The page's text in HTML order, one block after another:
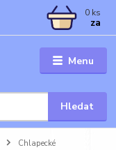
Menu
Hledat
0 ks
za
Chlapecké